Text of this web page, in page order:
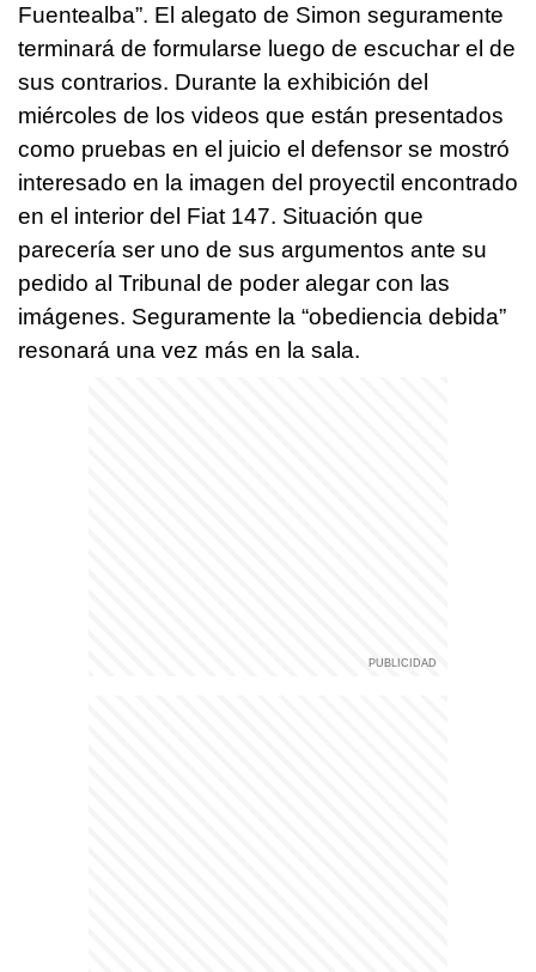
Fuentealba”. El alegato de Simon seguramente
terminará de formularse luego de escuchar el de
sus contrarios. Durante la exhibición del
miércoles de los videos que están presentados
como pruebas en el juicio el defensor se mostró
interesado en la imagen del proyectil encontrado
en el interior del Fiat 147. Situación que
parecería ser uno de sus argumentos ante su
pedido al Tribunal de poder alegar con las
imágenes. Seguramente la “obediencia debida”
resonará una vez más en la sala.